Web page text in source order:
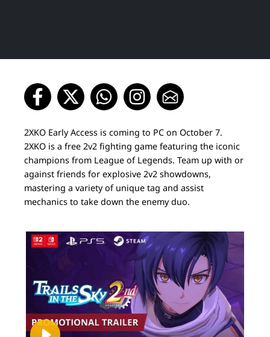
2XKO Early Access is coming to PC on October 7.
2XKO is a free 2v2 fighting game featuring the iconic
champions from League of Legends. Team up with or
against friends for explosive 2v2 showdowns,
mastering a variety of unique tag and assist
mechanics to take down the enemy duo.